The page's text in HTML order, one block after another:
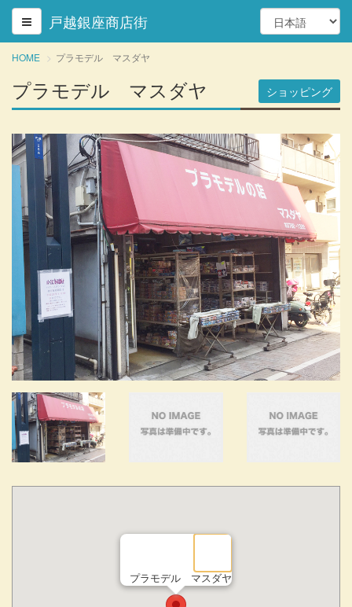
戸越銀座商店街
HOME プラモデル マスダヤ
ショッピング
プラモデル マスダヤ
プラモデル マスダヤ